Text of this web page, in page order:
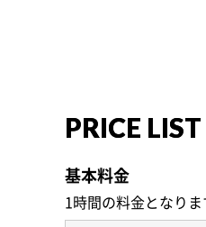
PRICE LIST
基本料金
1時間の料金となりま